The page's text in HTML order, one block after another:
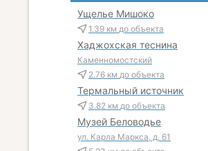
Ущелье Мишоко
1.39 км до объекта
Хаджохская теснина
Каменномостский
2.76 км до объекта
Термальный источник
3.82 км до объекта
Музей Беловодье
ул. Карла Маркса, д. 61